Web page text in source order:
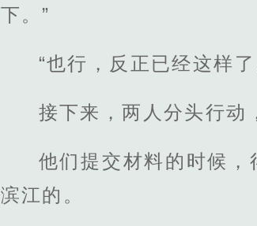
下。”
“也行，反正已经这样了
接下来，两人分头行动
他们提交材料的时候
滨江的。